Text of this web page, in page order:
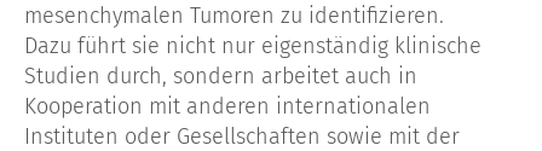
mesenchymalen Tumoren zu identifizieren.
Dazu führt sie nicht nur eigenständig klinische
Studien durch, sondern arbeitet auch in
Kooperation mit anderen internationalen
Instituten oder Gesellschaften sowie mit der